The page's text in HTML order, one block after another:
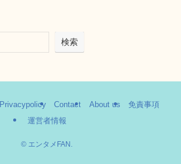
検索
Privacypolicy Contact About us
免責事項
運営者情報
© エンタメFAN.